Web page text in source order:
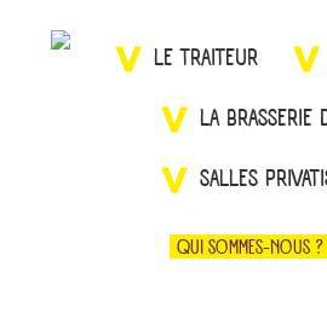
LE TRAITEUR
LA BRASSERIE
SALLES
QUI SOMMES-NOUS ?